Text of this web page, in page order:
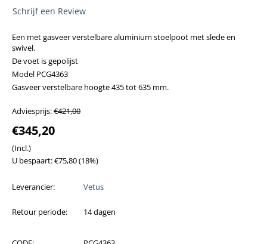
Schrijf een Review
Een met gasveer verstelbare aluminium stoelpoot met slede en
swivel.
De voet is gepolijst
Model PCG4363
Gasveer verstelbare hoogte 435 tot 635 mm.
Adviesprijs:€421,00
€345,20
(Incl.)
U bespaart:€75,80(18%)
Leverancier: Vetus
Retour periode: 14 dagen